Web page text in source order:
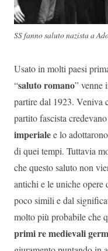
SS fanno saluto nazista a
Usato in molti paesi
“saluto romano” venne
partire dal 1923. Veniva
partito fascista
imperialee lo
di quei tempi. Tuttavia
che questo saluto non
antichi e le uniche opere
poco simili e dal
molto più probabile che
primi re medievali